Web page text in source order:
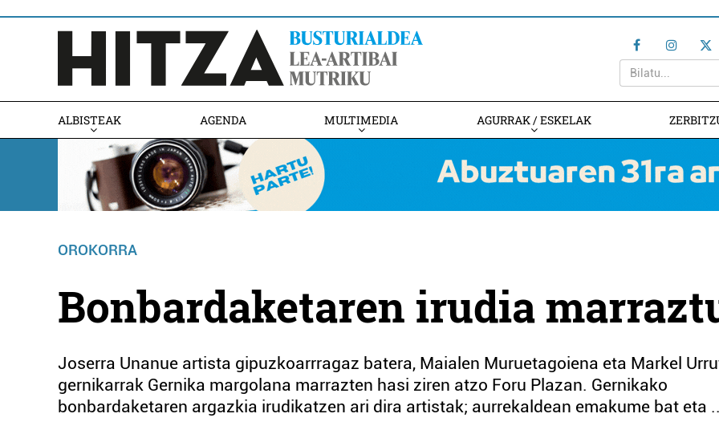
ALBISTEAK AGENDA MULTIMEDIA AGURRAK / ESKELAK
OROKORRA
Bonbardaketaren irudia
Joserra Unanue artista gipuzkoarrragaz batera, Maialen Muruetagoiena eta Markel
gernikarrak Gernika margolana marrazten hasi ziren atzo Foru Plazan. Gernikako
bonbardaketaren argazkia irudikatzen ari dira artistak; aurrekaldean emakume bat eta